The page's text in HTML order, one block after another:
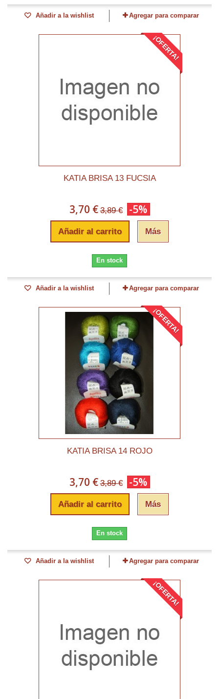
Añadir a la wishlist Agregar para comparar
¡OFERTA!
KATIA BRISA 13 FUCSIA
3,70 € 3,89 € -5%
Añadir al carrito Más
En stock
Añadir a la wishlist Agregar para comparar
¡OFERTA!
KATIA BRISA 14 ROJO
3,70 € 3,89 € -5%
Añadir al carrito Más
En stock
Añadir a la wishlist Agregar para comparar
¡OFERTA!